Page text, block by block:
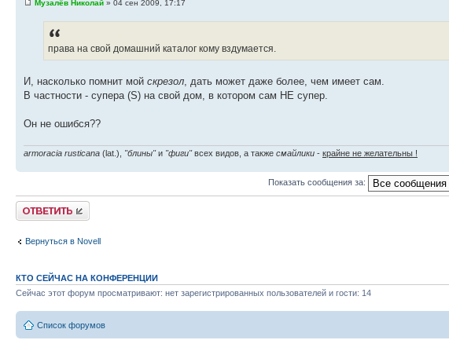
Музалёв Николай » 04 сен 2009, 17:17
права на свой домашний каталог кому вздумается.
И, насколько помнит мой скрезол, дать может даже более, чем имеет сам.
В частности - супера (S) на свой дом, в котором сам НЕ супер.
Он не ошибся??
armoracia rusticana (lat.), "блины"и "фиги"всех видов, а также смайлики - крайне не желательны !
Показать сообщения за:
Ответить
Вернуться в Novell
КТО СЕЙЧАС НА КОНФЕРЕНЦИИ
Сейчас этот форум просматривают: нет зарегистрированных пользователей и гости: 14
Список форумов